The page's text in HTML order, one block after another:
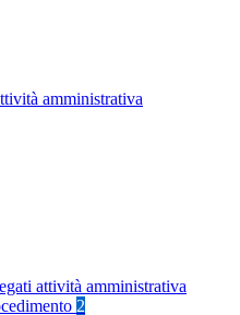
amministrativa
attività amministrativa
2